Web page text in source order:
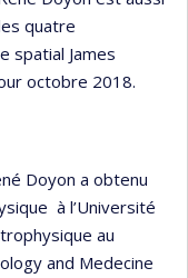
quatre
spatial James
octobre 2018.
Doyon a obtenu
à l’Université
au
and Medecine